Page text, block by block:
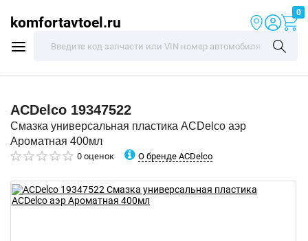
komfortavtoel.ru
0
ACDelco 19347522
Смазка универсальная пластика ACDelco аэр
Ароматная 400мл
0 оценок О бренде ACDelco